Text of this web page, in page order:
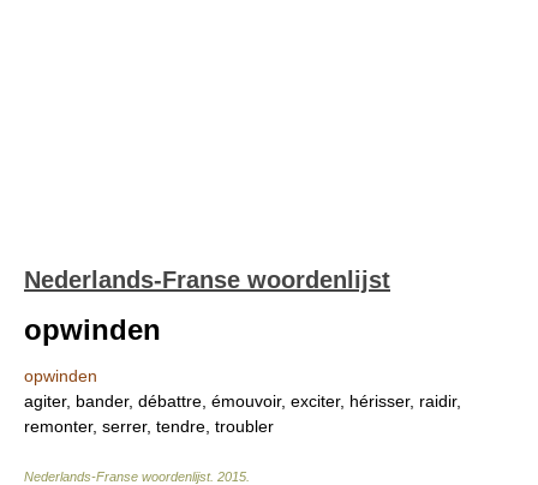
Nederlands-Franse woordenlijst
opwinden
opwinden
agiter, bander, débattre, émouvoir, exciter, hérisser, raidir,
remonter, serrer, tendre, troubler
Nederlands-Franse woordenlijst. 2015